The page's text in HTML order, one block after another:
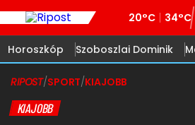
20°C 34°C
Horoszkóp Szoboszlai Dominik
RIPOST/SPORT/KIAJOBB
KIAJOBB